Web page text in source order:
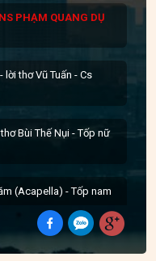
PHẠM QUANG DỤ
thơ Vũ Tuấn - Cs
Bùi Thế Nụi - Tốp nữ
(Acapella) - Tốp nam